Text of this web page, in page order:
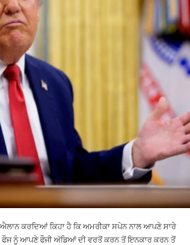
ਕਰਦਿਆਂ ਕਿਹਾ ਹੈ ਕਿ ਅਮਰੀਕਾ ਸਪੇਨ ਨਾਲ ਆਪਣੇ ਸਾਰੇ
ਨੂੰ ਆਪਣੇ ਫੌਜੀ ਅੱਡਿਆਂ ਦੀ ਵਰਤੋਂ ਕਰਨ ਤੋਂ ਇਨਕਾਰ ਕਰਨ ਤੋਂ